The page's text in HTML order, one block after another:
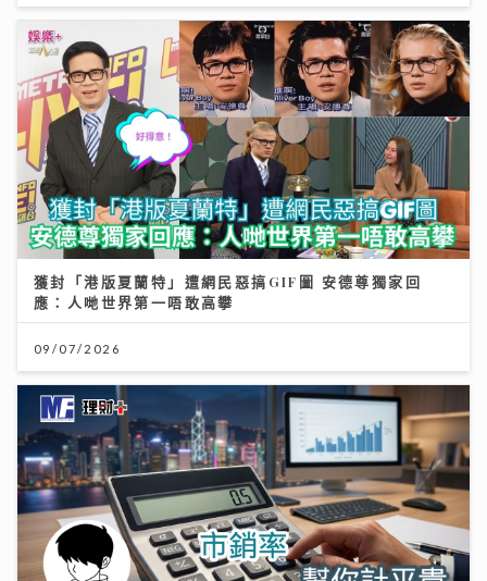
獲封「港版夏蘭特」遭網民惡搞GIF圖 安德尊獨家回
應：人哋世界第一唔敢高攀
09/07/2026